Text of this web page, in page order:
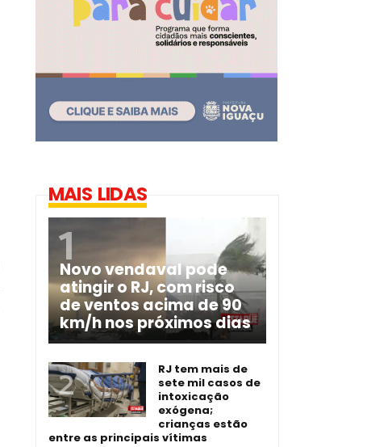
MAIS LIDAS
Novo vendaval pode
atingir o RJ, com risco
de ventos acima de 90
km/h nos próximos dias
RJ tem mais de
sete mil casos de
intoxicação
exógena;
crianças estão
entre as principais vítimas